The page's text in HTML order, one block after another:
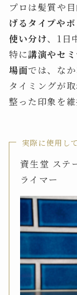
プロは髪質や
げるタイプや
使い分け、1日
特に講演やセ
場面では、な
タイミングが
整った印象を
実際に使用し
資生堂 ステ
ライマー